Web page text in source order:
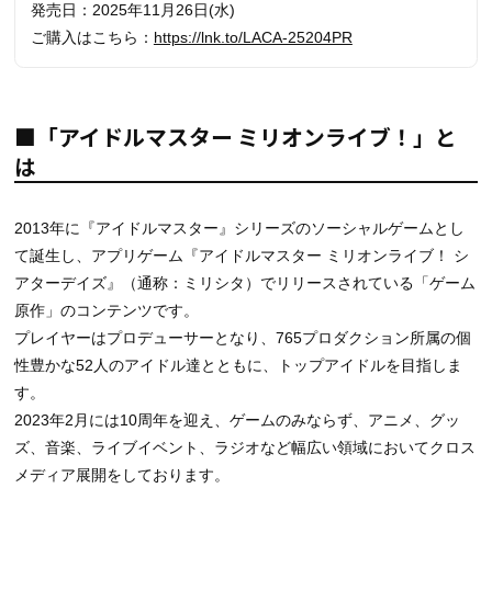
発売日：2025年11月26日(水)
ご購入はこちら： https://lnk.to/LACA-25204PR
■「アイドルマスター ミリオンライブ！」と
は
2013年に『アイドルマスター』シリーズのソーシャルゲームとし
て誕生し、アプリゲーム『アイドルマスター ミリオンライブ！ シ
アターデイズ』（通称：ミリシタ）でリリースされている「ゲーム
原作」のコンテンツです。
プレイヤーはプロデューサーとなり、765プロダクション所属の個
性豊かな52人のアイドル達とともに、トップアイドルを目指しま
す。
2023年2月には10周年を迎え、ゲームのみならず、アニメ、グッ
ズ、音楽、ライブイベント、ラジオなど幅広い領域においてクロス
メディア展開をしております。